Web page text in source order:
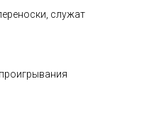
служат